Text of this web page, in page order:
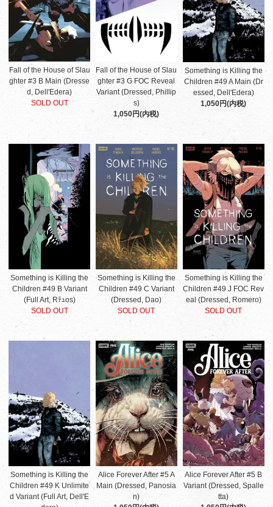
Fall of the House of Slau
ghter #3 B Main (Dresse
d, Dell'Edera)
SOLD OUT
Fall of the House of Slau
ghter #3 G FOC Reveal
Variant (Dressed, Phillip
s)
1,050円(内税)
Something is Killing the
Children #49 A Main (Dr
essed, Dell'Edera)
1,050円(内税)
Something is Killing the
Children #49 B Variant
(Full Art, Rﾃｭos)
SOLD OUT
Something is Killing the
Children #49 C Variant
(Dressed, Dao)
SOLD OUT
Something is Killing the
Children #49 J FOC Rev
eal (Dressed, Romero)
SOLD OUT
Something is Killing the
Children #49 K Unlimite
d Variant (Full Art, Dell'E
Alice Forever After #5 A
Main (Dressed, Panosia
n)
Alice Forever After #5 B
Variant (Dressed, Spalle
tta)